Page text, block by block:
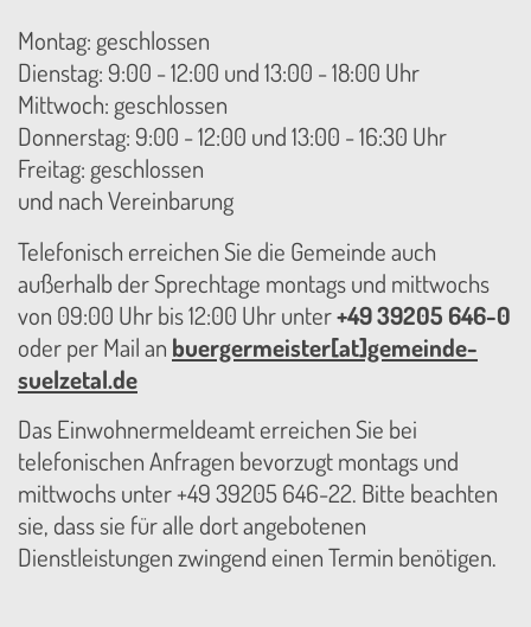
Montag: geschlossen
Dienstag: 9:00 - 12:00 und 13:00 - 18:00 Uhr
Mittwoch: geschlossen
Donnerstag: 9:00 - 12:00 und 13:00 - 16:30 Uhr
Freitag: geschlossen
und nach Vereinbarung
Telefonisch erreichen Sie die Gemeinde auch
außerhalb der Sprechtage montags und mittwochs
von 09:00 Uhr bis 12:00 Uhr unter+49 39205 646-0
oder per Mail an buergermeister[at]gemeinde-
suelzetal.de
Das Einwohnermeldeamt erreichen Sie bei
telefonischen Anfragen bevorzugt montags und
mittwochs unter +49 39205 646-22. Bitte beachten
sie, dass sie für alle dort angebotenen
Dienstleistungen zwingend einen Termin benötigen.